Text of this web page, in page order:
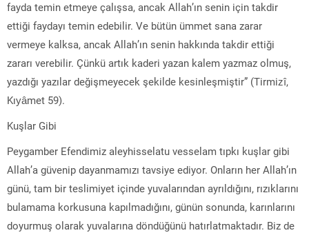
fayda temin etmeye çalışsa, ancak Allah’ın senin için takdir
ettiği faydayı temin edebilir. Ve bütün ümmet sana zarar
vermeye kalksa, ancak Allah’ın senin hakkında takdir ettiği
zararı verebilir. Çünkü artık kaderi yazan kalem yazmaz olmuş,
yazdığı yazılar değişmeyecek şekilde kesinleşmiştir” (Tirmizî,
Kıyâmet 59).
Kuşlar Gibi
Peygamber Efendimiz aleyhisselatu vesselam tıpkı kuşlar gibi
Allah’a güvenip dayanmamızı tavsiye ediyor. Onların her Allah’ın
günü, tam bir teslimiyet içinde yuvalarından ayrıldığını, rızıklarını
bulamama korkusuna kapılmadığını, günün sonunda, karınlarını
doyurmuş olarak yuvalarına döndüğünü hatırlatmaktadır. Biz de